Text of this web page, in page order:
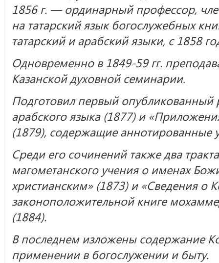
1856 г. — ординарный профессор,
на татарский язык богослужебных
татарский и арабский языки, с 1858
Одновременно в 1849-59 гг.
Казанской духовной семинарии.
Подготовил первый опубликованный
арабского языка (1877) и
(1879), содержащие аннотированные
Среди его сочинений также два
магометанского учения о именах
христианским» (1873) и «Сведения о
законоположительной книге
(1884).
В последнем изложены содержание
применении в богослужении и быту.